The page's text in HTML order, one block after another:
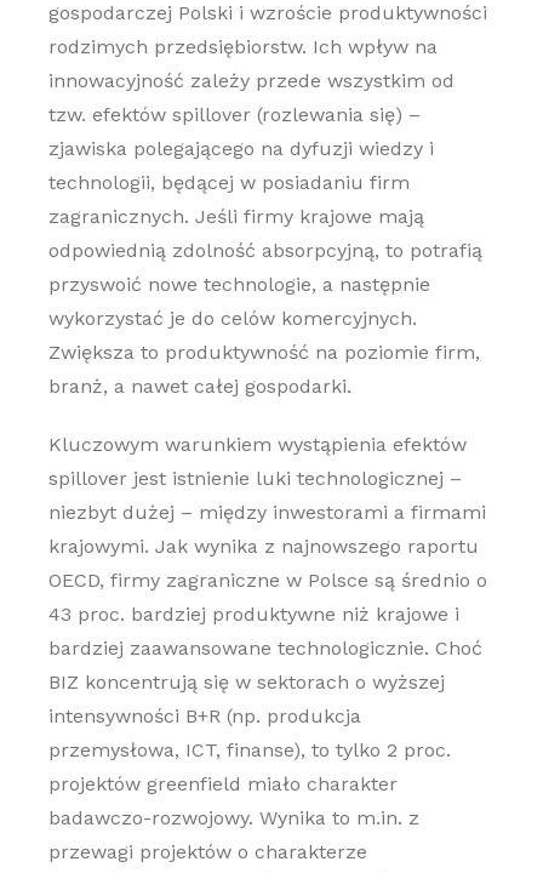
gospodarczej Polski i wzroście produktywności
rodzimych przedsiębiorstw. Ich wpływ na
innowacyjność zależy przede wszystkim od
tzw. efektów spillover (rozlewania się) –
zjawiska polegającego na dyfuzji wiedzy i
technologii, będącej w posiadaniu firm
zagranicznych. Jeśli firmy krajowe mają
odpowiednią zdolność absorpcyjną, to potrafią
przyswoić nowe technologie, a następnie
wykorzystać je do celów komercyjnych.
Zwiększa to produktywność na poziomie firm,
branż, a nawet całej gospodarki.
Kluczowym warunkiem wystąpienia efektów
spillover jest istnienie luki technologicznej –
niezbyt dużej – między inwestorami a firmami
krajowymi. Jak wynika z najnowszego raportu
OECD, firmy zagraniczne w Polsce są średnio o
43 proc. bardziej produktywne niż krajowe i
bardziej zaawansowane technologicznie. Choć
BIZ koncentrują się w sektorach o wyższej
intensywności B+R (np. produkcja
przemysłowa, ICT, finanse), to tylko 2 proc.
projektów greenfield miało charakter
badawczo-rozwojowy. Wynika to m.in. z
przewagi projektów o charakterze